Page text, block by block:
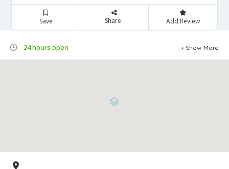
Save Share Add Review
24 hours open Show More